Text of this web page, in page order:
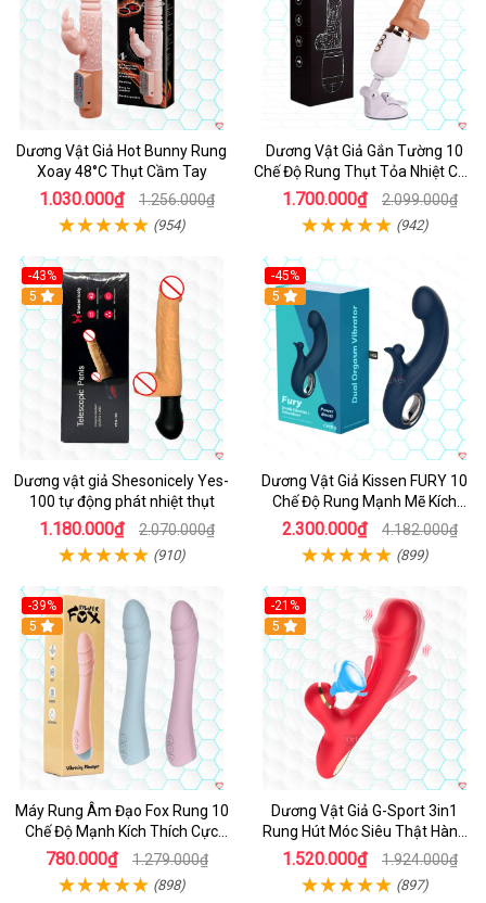
Dương Vật Giả Hot Bunny Rung
Xoay 48°C Thụt Cầm Tay
1.030.000₫ 1.256.000₫
(954)
Dương Vật Giả Gắn Tường 10
Chế Độ Rung Thụt Tỏa Nhiệt Cao
Cấp
1.700.000₫ 2.099.000₫
(942)
-43%
5
Dương vật giả Shesonicely Yes-
100 tự động phát nhiệt thụt
1.180.000₫ 2.070.000₫
(910)
-45%
Hot
5
Dương Vật Giả Kissen FURY 10
Chế Độ Rung Mạnh Mẽ Kích
Thích
2.300.000₫ 4.182.000₫
(899)
-39%
Hot
5
Máy Rung Âm Đạo Fox Rung 10
Chế Độ Mạnh Kích Thích Cực
Sướng
780.000₫ 1.279.000₫
(898)
-21%
Hot
5
Dương Vật Giả G-Sport 3in1
Rung Hút Móc Siêu Thật Hàng
Hot
1.520.000₫ 1.924.000₫
(897)